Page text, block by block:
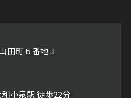
田町６番地１
小泉駅 徒歩22分